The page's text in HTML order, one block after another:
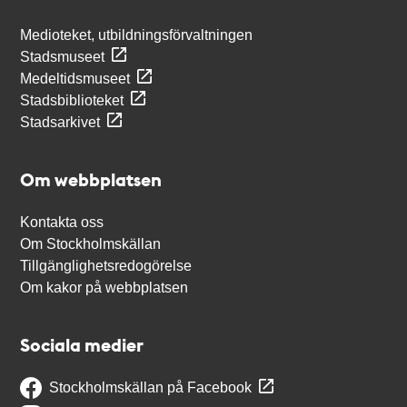
Medioteket, utbildningsförvaltningen
Stadsmuseet
Medeltidsmuseet
Stadsbiblioteket
Stadsarkivet
Om webbplatsen
Kontakta oss
Om Stockholmskällan
Tillgänglighetsredogörelse
Om kakor på webbplatsen
Sociala medier
Stockholmskällan på Facebook